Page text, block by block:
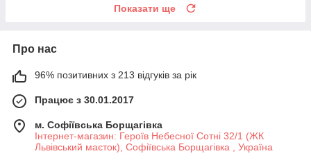
Показати ще
Про нас
96% позитивних з 213 відгуків за рік
Працює з 30.01.2017
м. Софіївська Борщагівка
Інтернет-магазин: Героїв Небесної Сотні 32/1 (ЖК
Львівський маєток), Софіївська Борщагівка , Україна